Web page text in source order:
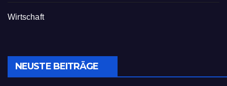
Wirtschaft
NEUSTE BEITRÄGE